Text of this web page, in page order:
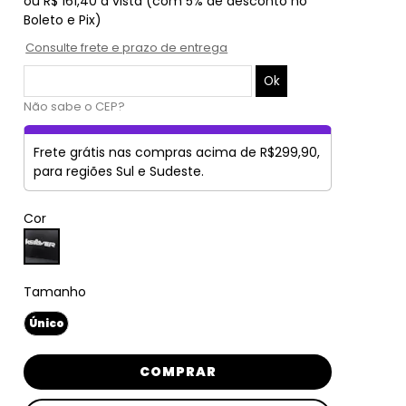
Boleto e Pix)
Consulte frete e prazo de entrega
Não sabe o CEP?
Frete grátis nas compras acima de R$299,90,
para regiões Sul e Sudeste.
Cor
Tamanho
Único
COMPRAR